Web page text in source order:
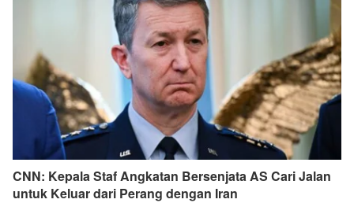
CNN: Kepala Staf Angkatan Bersenjata AS Cari Jalan
untuk Keluar dari Perang dengan Iran